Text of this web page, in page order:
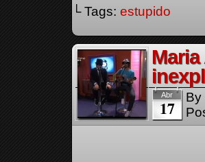
└ Tags: estupido
Abr
17
By